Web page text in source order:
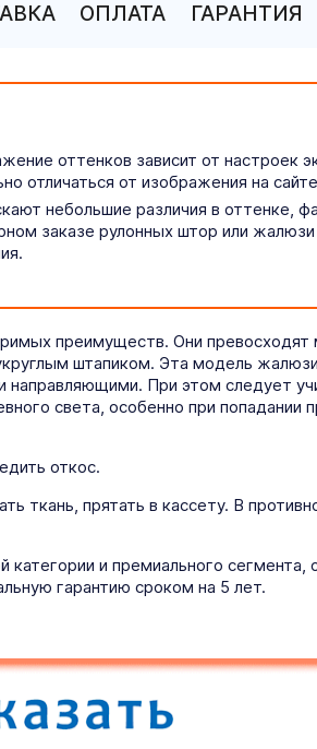
ОПЛАТА ГАРАНТИЯ
оттенков зависит от настроек
отличаться от изображения на
небольшие различия в оттенке,
заказе рулонных штор или
преимуществ. Они превосходят
штапиком. Эта модель
При этом следует
света, особенно при попадании
откос.
прятать в кассету. В
и премиального
гарантию сроком на 5 лет.